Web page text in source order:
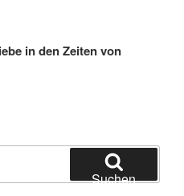
in den Zeiten von
Suchen